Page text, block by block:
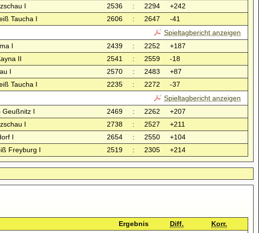
I 2536 : 2294
+242
Taucha I 2606 : 2647
-41
Spieltagbericht anzeigen
I 2439 : 2252
+187
II 2541 : 2559
-18
I 2570 : 2483
+87
Taucha I 2235 : 2272
-37
Spieltagbericht anzeigen
Geußnitz I 2469 : 2262
+207
I 2738 : 2527
+211
I 2654 : 2550
+104
Freyburg I 2519 : 2305 +214
Ergebnis Diff.
Korr.